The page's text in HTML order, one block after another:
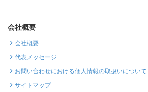
会社概要
会社概要
代表メッセージ
お問い合わせにおける個人情報の取扱いについて
サイトマップ